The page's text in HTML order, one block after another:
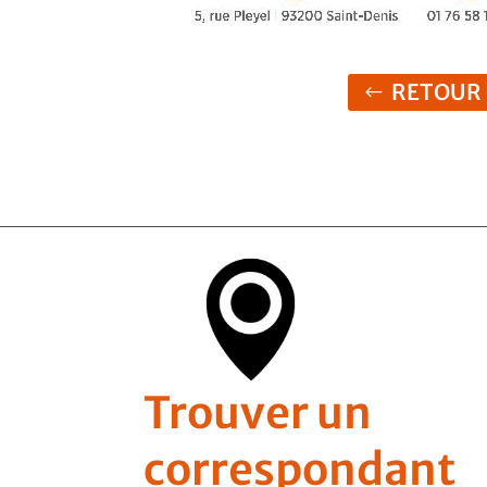
RETOUR
Trouver un
correspondant